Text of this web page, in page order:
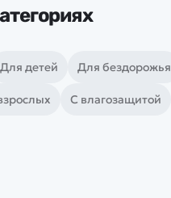
Для детей Для бездорожья
С влагозащитой